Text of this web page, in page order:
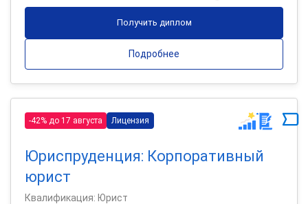
Получить диплом
Подробнее
-42% до 17 августа Лицензия
Юриспруденция: Корпоративный
юрист
Квалификация: Юрист